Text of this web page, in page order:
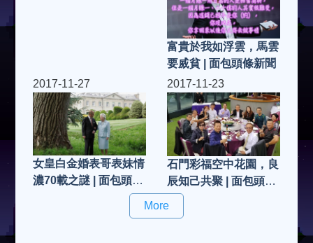
富貴於我如浮雲，馬雲
要烕貧 | 面包頭條新聞
2017-11-27
女皇白金婚表哥表妹情
濃70載之謎 | 面包頭條
2017-11-23
石門彩福空中花園，良
辰知己共聚 | 面包頭條
新聞
More